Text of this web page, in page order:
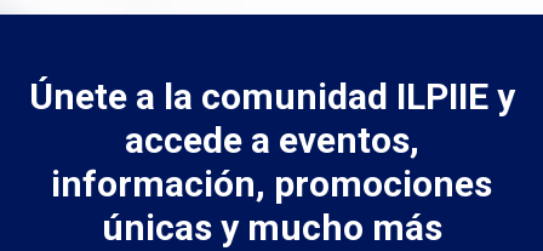
Únete a la comunidad ILPIIE y
accede a eventos,
información, promociones
únicas y mucho más